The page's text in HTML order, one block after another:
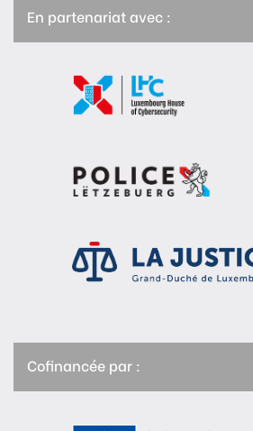
En partenariat avec :
Cofinancée par :